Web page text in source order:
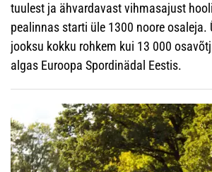
tuulest ja ähvardavast vihmasajust
pealinnas starti üle 1300 noore osaleja.
jooksu kokku rohkem kui 13 000
algas Euroopa Spordinädal Eestis.